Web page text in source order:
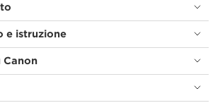
e istruzione
Canon